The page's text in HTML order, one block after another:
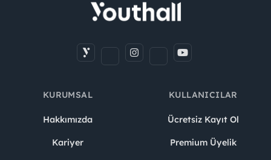
KURUMSAL
Hakkımızda
Kariyer
KULLANICILAR
Ücretsiz Kayıt Ol
Premium Üyelik